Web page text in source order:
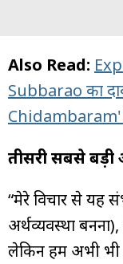
Also Read:
Subbarao का
Chidambaram'
तीसरी सबसे बड़ी
“मेरे विचार से यह
अर्थव्यवस्था
लेकिन हम अभी भी